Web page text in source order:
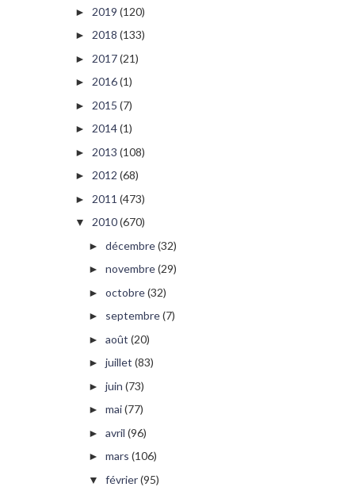
► 2019 (120)
► 2018 (133)
► 2017(21)
► 2016(1)
► 2015 (7)
► 2014(1)
► 2013 (108)
► 2012 (68)
► 2011 (473)
▼ 2010(670)
► décembre(32)
► novembre(29)
► octobre(32)
► septembre(7)
► août (20)
► juillet (83)
► juin (73)
► mai(77)
► avril (96)
► mars (106)
▼ février(95)